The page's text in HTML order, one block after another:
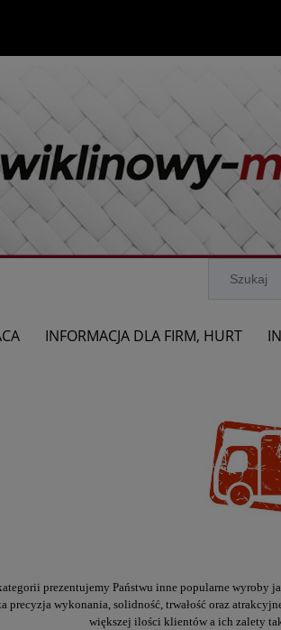
INFORMACJA DLA FIRM, HURT
prezentujemy Państwu inne popularne
precyzja wykonania, solidność, trwałość oraz
większej ilości klientów a ich zalety